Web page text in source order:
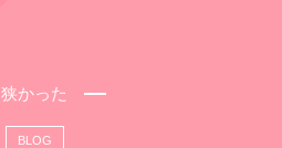
狭かった
BLOG